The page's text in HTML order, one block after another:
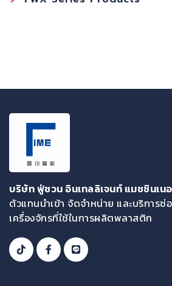
บริษัท ฟู่ชวน อินเทลลิเจนท์ แมชชินเน
ตัวแทนนำเข้า จัดจำหน่าย และบริการซ่
เครื่องจักรที่ใช้ในการผลิตพลาสติก